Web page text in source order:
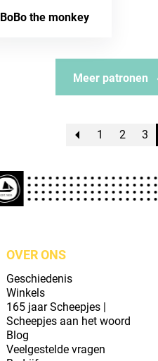
BoBo the monkey
Meer patronen
1 2 3
OVER ONS
Geschiedenis
Winkels
165 jaar Scheepjes |
Scheepjes aan het woord
Blog
Veelgestelde vragen